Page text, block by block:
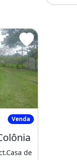
Colônia
Venda
de